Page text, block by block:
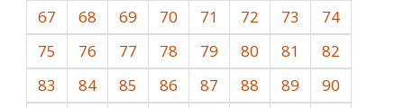
67
68 69 70 71 72 73
74
75
76 77 78 79 80 81
82
83
84 85 86 87 88 89
90